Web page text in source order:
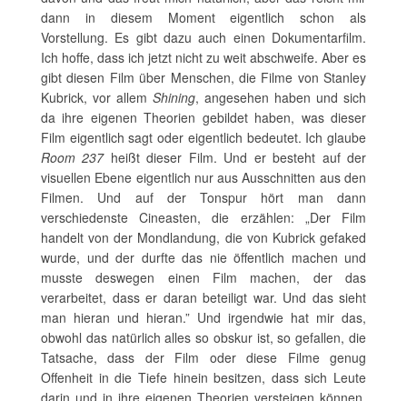
dann in diesem Moment eigentlich schon als
Vorstellung. Es gibt dazu auch einen Dokumentarfilm.
Ich hoffe, dass ich jetzt nicht zu weit abschweife. Aber es
gibt diesen Film über Menschen, die Filme von Stanley
Kubrick, vor allem Shining, angesehen haben und sich
da ihre eigenen Theorien gebildet haben, was dieser
Film eigentlich sagt oder eigentlich bedeutet. Ich glaube
Room 237heißt dieser Film. Und er besteht auf der
visuellen Ebene eigentlich nur aus Ausschnitten aus den
Filmen. Und auf der Tonspur hört man dann
verschiedenste Cineasten, die erzählen: „Der Film
handelt von der Mondlandung, die von Kubrick gefaked
wurde, und der durfte das nie öffentlich machen und
musste deswegen einen Film machen, der das
verarbeitet, dass er daran beteiligt war. Und das sieht
man hieran und hieran.” Und irgendwie hat mir das,
obwohl das natürlich alles so obskur ist, so gefallen, die
Tatsache, dass der Film oder diese Filme genug
Offenheit in die Tiefe hinein besitzen, dass sich Leute